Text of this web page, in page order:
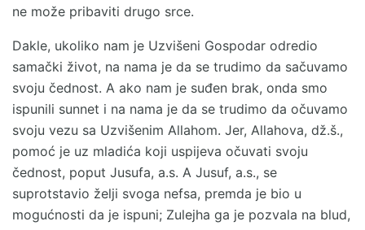
ne može pribaviti drugo srce.
Dakle, ukoliko nam je Uzvišeni Gospodar odredio
samački život, na nama je da se trudimo da sačuvamo
svoju čednost. A ako nam je suđen brak, onda smo
ispunili sunnet i na nama je da se trudimo da očuvamo
svoju vezu sa Uzvišenim Allahom. Jer, Allahova, dž.š.,
pomoć je uz mladića koji uspijeva očuvati svoju
čednost, poput Jusufa, a.s. A Jusuf, a.s., se
suprotstavio želji svoga nefsa, premda je bio u
mogućnosti da je ispuni; Zulejha ga je pozvala na blud,